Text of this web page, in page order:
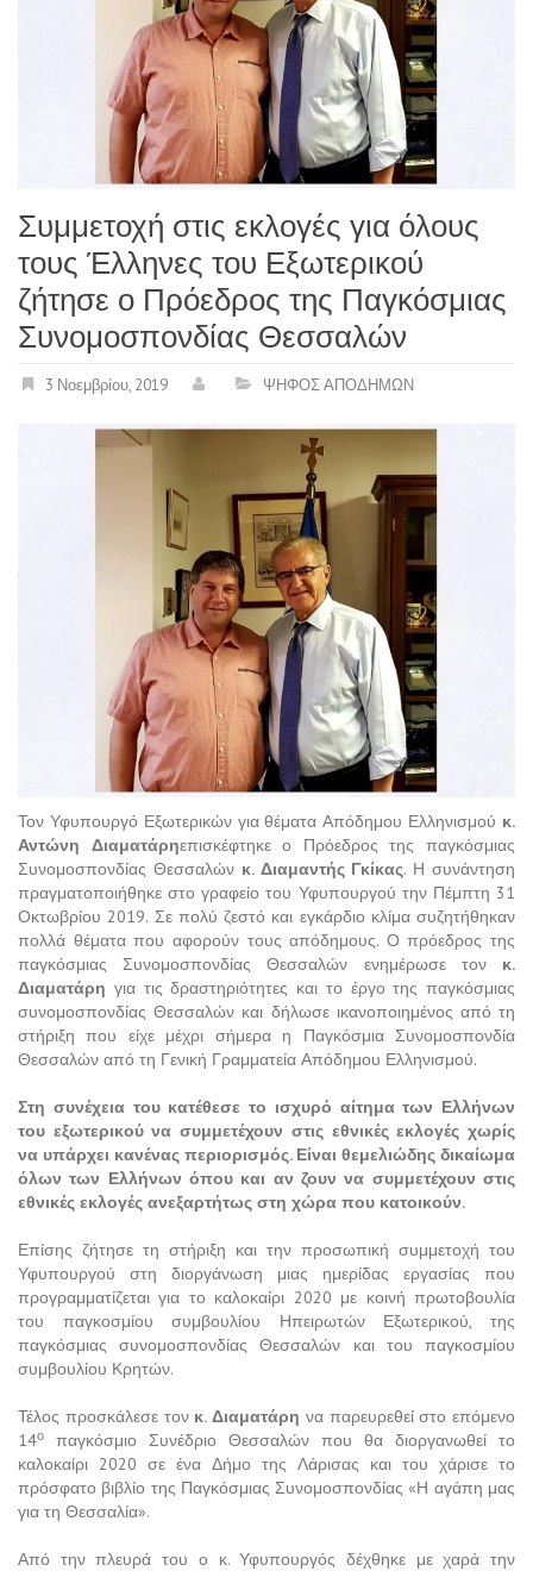
Συμμετοχή στις εκλογές για όλους
τους Έλληνες του Εξωτερικού
ζήτησε ο Πρόεδρος της Παγκόσμιας
Συνομοσπονδίας Θεσσαλών
3 Νοεμβρίου, 2019 ΨΗΦΟΣ ΑΠΟΔΗΜΩΝ
Τον Υφυπουργό Εξωτερικών για θέματα Απόδημου Ελληνισμού κ.
Αντώνη Διαματάρηεπισκέφτηκε ο Πρόεδρος της παγκόσμιας
Συνομοσπονδίας Θεσσαλών κ. Διαμαντής Γκίκας. Η συνάντηση
πραγματοποιήθηκε στο γραφείο του Υφυπουργού την Πέμπτη 31
Οκτωβρίου 2019. Σε πολύ ζεστό και εγκάρδιο κλίμα συζητήθηκαν
πολλά θέματα που αφορούν τους απόδημους. Ο πρόεδρος της
παγκόσμιας Συνομοσπονδίας Θεσσαλών ενημέρωσε τον κ.
Διαματάρη για τις δραστηριότητες και το έργο της παγκόσμιας
συνομοσπονδίας Θεσσαλών και δήλωσε ικανοποιημένος από τη
στήριξη που είχε μέχρι σήμερα η Παγκόσμια Συνομοσπονδία
Θεσσαλών από τη Γενική Γραμματεία Απόδημου Ελληνισμού.
Στη συνέχεια του κατέθεσε το ισχυρό αίτημα των Ελλήνων
του εξωτερικού να συμμετέχουν στις εθνικές εκλογές χωρίς
να υπάρχει κανένας περιορισμός. Είναι θεμελιώδης δικαίωμα
όλων των Ελλήνων όπου και αν ζουν να συμμετέχουν στις
εθνικές εκλογές ανεξαρτήτως στη χώρα που κατοικούν.
Επίσης ζήτησε τη στήριξη και την προσωπική συμμετοχή του
Υφυπουργού στη διοργάνωση μιας ημερίδας εργασίας που
προγραμματίζεται για το καλοκαίρι 2020 με κοινή πρωτοβουλία
του παγκοσμίου συμβουλίου Ηπειρωτών Εξωτερικού, της
παγκόσμιας συνομοσπονδίας Θεσσαλών και του παγκοσμίου
συμβουλίου Κρητών.
Τέλος προσκάλεσε τον κ. Διαματάρη να παρευρεθεί στο επόμενο
14ο
παγκόσμιο Συνέδριο Θεσσαλών που θα διοργανωθεί το
καλοκαίρι 2020 σε ένα Δήμο της Λάρισας και του χάρισε το
πρόσφατο βιβλίο της Παγκόσμιας Συνομοσπονδίας «Η αγάπη μας
για τη Θεσσαλία».
Από την πλευρά του ο κ. Υφυπουργός δέχθηκε με χαρά την